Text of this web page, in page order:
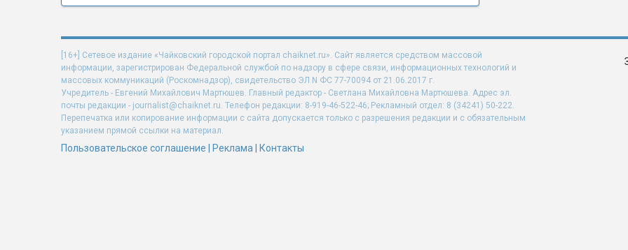
[16+] Сетевое издание «Чайковский городской портал chaiknet.ru». Сайт является средством массовой
информации, зарегистрирован Федеральной службой по надзору в сфере связи, информационных технологий и
массовых коммуникаций (Роскомнадзор), свидетельство ЭЛ N ФС 77-70094 от 21.06.2017 г.
Учредитель - Евгений Михайлович Мартюшев. Главный редактор - Светлана Михайловна Мартюшева. Адрес эл.
почты редакции - journalist@chaiknet.ru. Телефон редакции: 8-919-46-522-46; Рекламный отдел: 8 (34241) 50-222.
Перепечатка или копирование информации с сайта допускается только с разрешения редакции и с обязательным
указанием прямой ссылки на материал.
Пользовательское соглашение Реклама Контакты